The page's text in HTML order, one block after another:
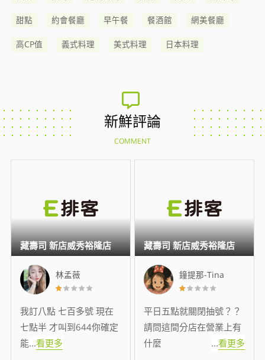
甜點 約會餐廳 早午餐 餐酒館 網美餐廳
高CP值 義式料理 美式料理 日本料理
新鮮評論
COMMENT
林孟薇
我訂八點 七百多號 現在
七點半 才叫到644你確定
能...看更多
藏壽司 新店威秀裕隆店
鐘提那-Tina
平日五點就關閉抽號？？
請問這間分店在營業上有
什麼
...看更多
藏壽司 新店威秀裕隆店